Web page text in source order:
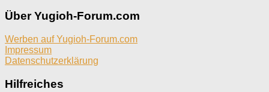
Über Yugioh-Forum.com
Werben auf Yugioh-Forum.com
Impressum
Datenschutzerklärung
Hilfreiches